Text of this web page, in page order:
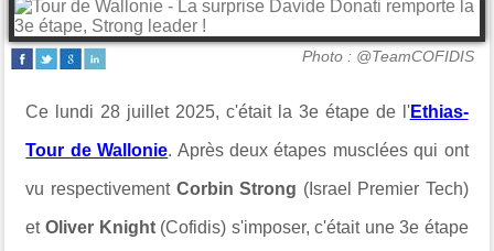
Photo : @TeamCOFIDIS
Ce lundi 28 juillet 2025, c'était la 3e étape de l'Ethias-
Tour de Wallonie. Après deux étapes musclées qui ont
vu respectivement Corbin Strong (Israel Premier Tech)
et Oliver Knight(Cofidis) s'imposer, c'était une 3e étape